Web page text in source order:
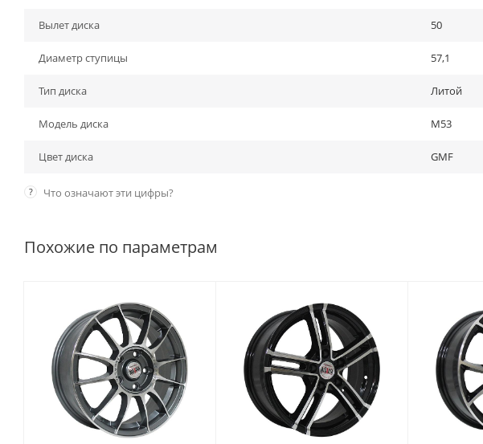
Вылет диска 50
Диаметр ступицы 57,1
Тип диска Литой
Модель диска M53
Цвет диска GMF
? Что означают эти цифры?
Похожие по параметрам